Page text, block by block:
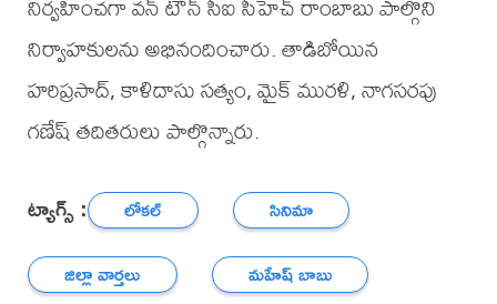
నిర్వాహకులను అభినందించారు. తాడిబోయిన
హరిప్రసాద్, కాళిదాసు సత్యం, మైక్ మురళి, నాగసరపు
గణేష్ తదితరులు పాల్గొన్నారు.
ట్యాగ్స్ : లోకల్
సినిమా
జిల్లా వార్తలు
మహేష్ బాబు